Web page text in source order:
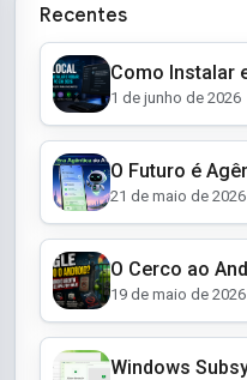
Recentes
1 de junho de 2026
21 de maio de 2026
19 de maio de 2026